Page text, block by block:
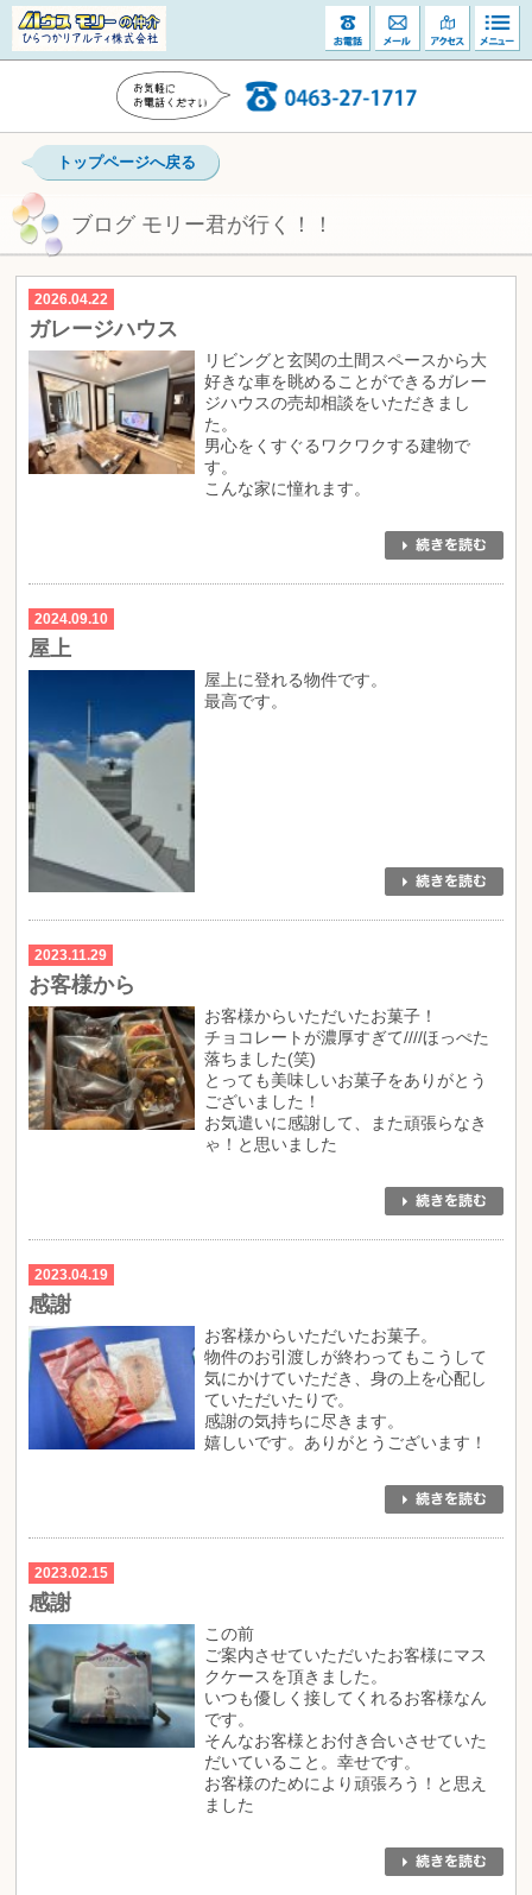
トップページへ戻る
ブログ モリー君が行く！！
2026.04.22
ガレージハウス
リビングと玄関の土間スペースから大
好きな車を眺めることができるガレー
ジハウスの売却相談をいただきまし
た。
男心をくすぐるワクワクする建物で
す。
こんな家に憧れます。
2024.09.10
屋上
屋上に登れる物件です。
最高です。
2023.11.29
お客様から
お客様からいただいたお菓子！
チョコレートが濃厚すぎて////ほっぺた
落ちました(笑)
とっても美味しいお菓子をありがとう
ございました！
お気遣いに感謝して、また頑張らなき
ゃ！と思いました
2023.04.19
感謝
お客様からいただいたお菓子。
物件のお引渡しが終わってもこうして
気にかけていただき、身の上を心配し
ていただいたりで。
感謝の気持ちに尽きます。
嬉しいです。ありがとうございます！
2023.02.15
感謝
この前
ご案内させていただいたお客様にマス
クケースを頂きました。
いつも優しく接してくれるお客様なん
です。
そんなお客様とお付き合いさせていた
だいていること。幸せです。
お客様のためにより頑張ろう！と思え
ました